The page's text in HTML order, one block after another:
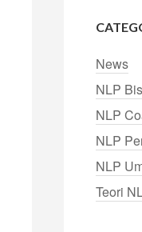
News
NLP
NLP
NLP
NLP
Teori